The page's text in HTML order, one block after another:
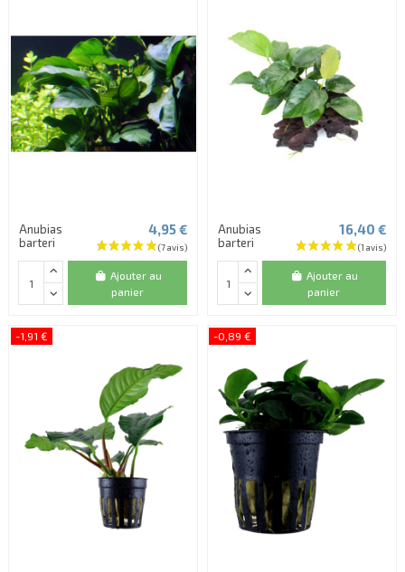
Anubias
barteri
4,95 €
Ajouter au
panier
Anubias
barteri
16,40 €
Ajouter au
panier
-1,91 € -0,89 €